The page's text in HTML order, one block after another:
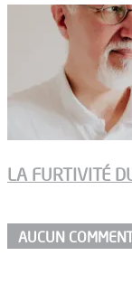
LA FURTIVITÉ
AUCUN